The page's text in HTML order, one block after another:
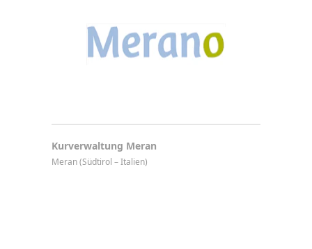
Kurverwaltung Meran
Meran (Südtirol – Italien)